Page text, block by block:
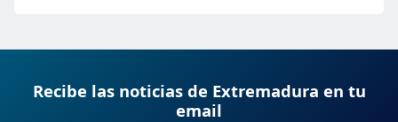
Recibe las noticias de Extremadura en tu
email